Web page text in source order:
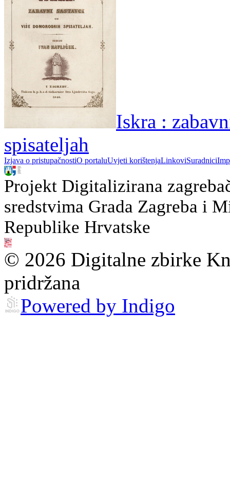
Iskra :
spisateljah
Izjava o pristupačnostiO portaluUvjeti korištenjaLinkoviSuradnici
Projekt Digitalizirana
sredstvima Grada Zagreba i
Republike Hrvatske
© 2026 Digitalne zbirke
pridržana
Powered by Indigo